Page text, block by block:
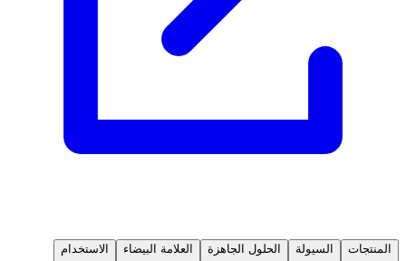
المنتجات السيولة الحلول الجاهزة العلامة البيضاء الاستخدام